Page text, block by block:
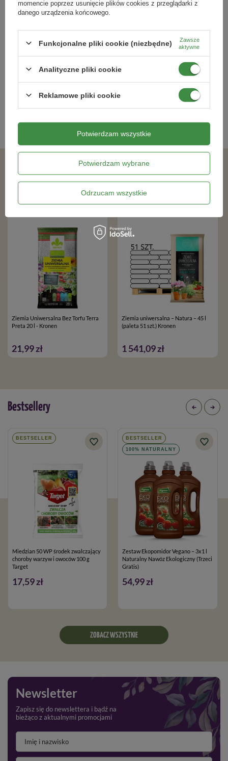
Kronen
29,69 zł
Preta 20 l - Kronen
Kategorie powiązane
Podobne produkty
Ziemia Uniwersalna Bez Torfu Terra
Preta 20 l - Kronen
21,99 zł
DOSTAWA 0 ZŁ
Ziemia uniwersalna – Natura – 45 l
(paleta 51 szt.) Kronen
1 541,09 zł
Bestsellery
BESTSELLER
Miedzian 50 WP środek zwalczający
choroby warzyw i owoców 100 g
Target
17,59 zł
BESTSELLER
100% NATURALNY
Zestaw Ekopomidor Vegano – 3x1 l
Naturalny Nawóz Ekologiczny (Trzeci
Gratis)
54,99 zł
ZOBACZ WSZYSTKIE
Newsletter
Zapisz się do newslettera i bądź na
bieżąco z aktualnymi promocjami
momencie poprzez usunięcie plików cookies z przeglądarki z
danego urządzenia końcowego.
Funkcjonalne pliki cookie (niezbędne)
Zawsze
aktywne
Analityczne pliki cookie
Reklamowe pliki cookie
Potwierdzam wybrane
Odrzucam wszystkie
Potwierdzam wszystkie